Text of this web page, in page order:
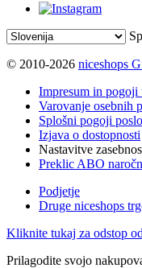
© 2010-2026 niceshops
Impresum in pogoji
Varovanje osebnih
Splošni pogoji
Izjava o dostopnosti
Nastavitve
Preklic ABO
Podjetje
Druge niceshops
Kliknite tukaj za odstop
Prilagodite svojo